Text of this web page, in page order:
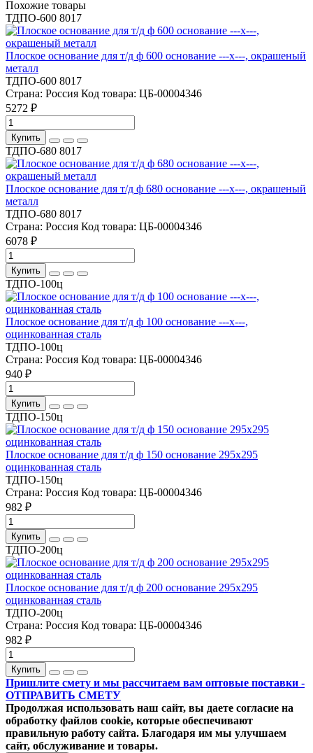
Похожие товары
ТДПО-600 8017
Плоское основание для т/д ф 600 основание ---x---, окрашеный
металл
ТДПО-600 8017
Страна: Россия Код товара: ЦБ-00004346
5272 ₽
Купить
ТДПО-680 8017
Плоское основание для т/д ф 680 основание ---x---, окрашеный
металл
ТДПО-680 8017
Страна: Россия Код товара: ЦБ-00004346
6078 ₽
Купить
ТДПО-100ц
Плоское основание для т/д ф 100 основание ---x---,
оцинкованная сталь
ТДПО-100ц
Страна: Россия Код товара: ЦБ-00004346
940 ₽
Купить
ТДПО-150ц
Плоское основание для т/д ф 150 основание 295х295
оцинкованная сталь
ТДПО-150ц
Страна: Россия Код товара: ЦБ-00004346
982 ₽
Купить
ТДПО-200ц
Плоское основание для т/д ф 200 основание 295х295
оцинкованная сталь
ТДПО-200ц
Страна: Россия Код товара: ЦБ-00004346
982 ₽
Купить
Пришлите смету и мы рассчитаем вам оптовые поставки -
ОТПРАВИТЬ СМЕТУ
Продолжая использовать наш сайт, вы даете согласие на
обработку файлов cookie, которые обеспечивают
правильную работу сайта. Благодаря им мы улучшаем
сайт, обслуживание и товары.